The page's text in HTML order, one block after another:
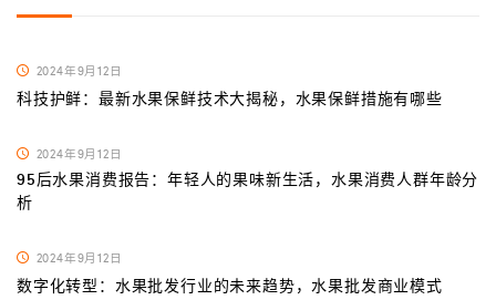
2024年9月12日
科技护鲜：最新水果保鲜技术大揭秘，水果保鲜措施有哪些
2024年9月12日
95后水果消费报告：年轻人的果味新生活，水果消费人群年龄分
析
2024年9月12日
数字化转型：水果批发行业的未来趋势，水果批发商业模式